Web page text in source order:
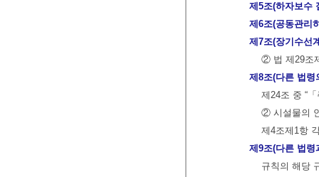
제5조(하자보수
제6조(공동관리
제7조(장기수선
② 법 제29조
제8조(다른 법령
제24조 중 “
② 시설물의
제4조제1항
제9조(다른 법령
규칙의 해당